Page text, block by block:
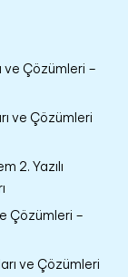
ve Çözümleri –
ve Çözümleri
2. Yazılı
Çözümleri –
ve Çözümleri